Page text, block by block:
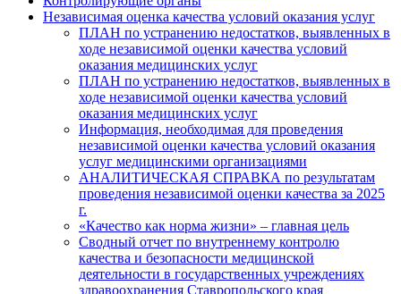
Независимая оценка качества условий оказания услуг
ПЛАН по устранению недостатков, выявленных в
ходе независимой оценки качества условий
оказания медицинских услуг
ПЛАН по устранению недостатков, выявленных в
ходе независимой оценки качества условий
оказания медицинских услуг
Информация, необходимая для проведения
независимой оценки качества условий оказания
услуг медицинскими организациями
АНАЛИТИЧЕСКАЯ СПРАВКА по результатам
проведения независимой оценки качества за 2025
г.
«Качество как норма жизни» – главная цель
Сводный отчет по внутреннему контролю
качества и безопасности медицинской
деятельности в государственных учреждениях
здравоохранения Ставропольского края